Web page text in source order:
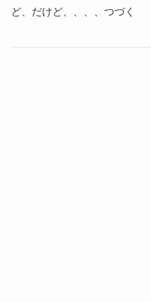
ど、だけど、、、、つづく